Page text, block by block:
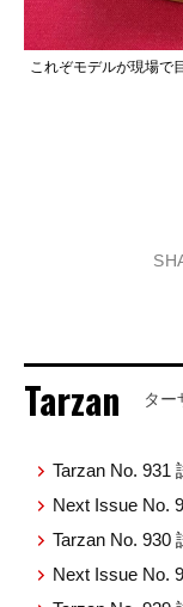
これぞモデルが現場で
Tarzan ター
Tarzan No. 931
Next Issue No.
Tarzan No. 930
Next Issue No.